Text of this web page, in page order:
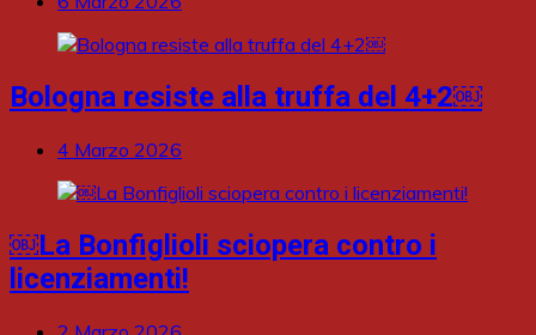
Bologna resiste alla truffa del 4+2￼
4 Marzo 2026
￼La Bonfiglioli sciopera contro i
licenziamenti!